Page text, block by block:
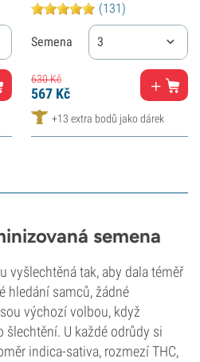
(131)
Semena 3
630Kč
567 Kč
+13 extra bodů jako dárek
semena
vyšlechtěná tak, aby dala téměř
hledání samců, žádné
výchozí volbou, když
šlechtění. U každé odrůdy si
indica-sativa, rozmezí THC,